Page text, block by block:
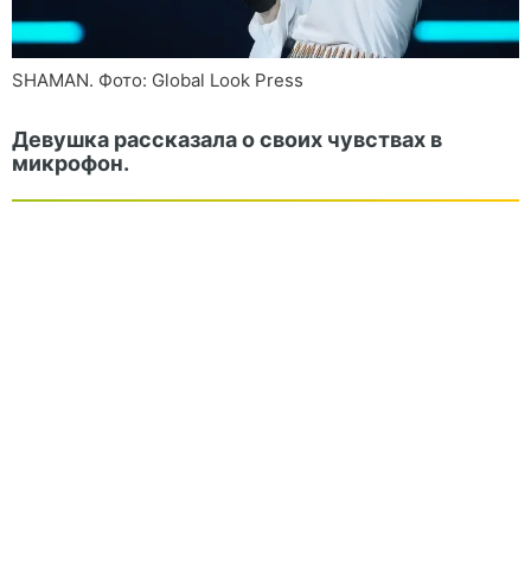
SHAMAN. Фото: Global Look Press
Девушка рассказала о своих чувствах в
микрофон.